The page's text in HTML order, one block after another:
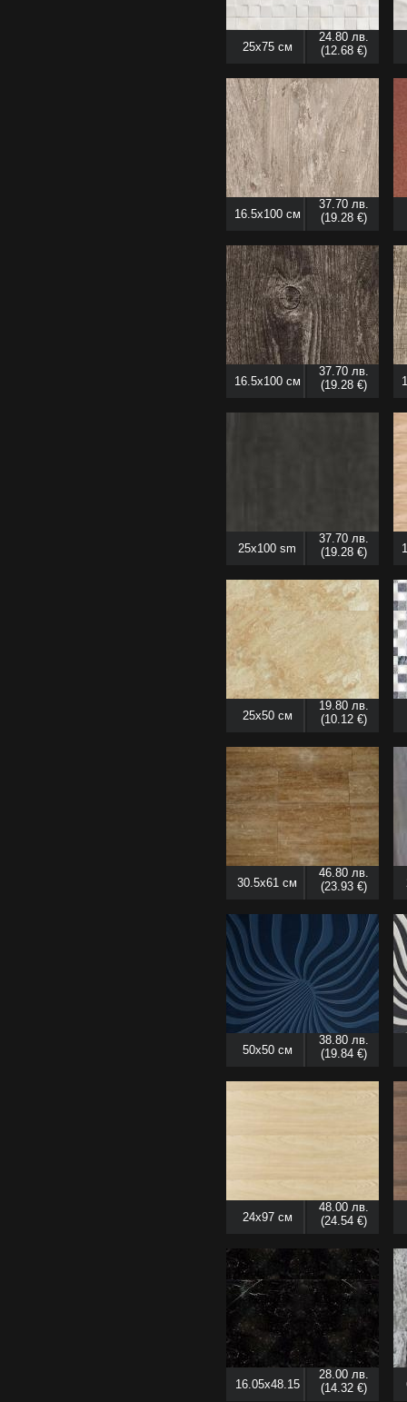
25x75 см
24.80 лв.
(12.68 €)
16.5x100 см
37.70 лв.
(19.28 €)
16.5x100 см
37.70 лв.
(19.28 €)
25x100 sm
37.70 лв.
(19.28 €)
25x50 см
19.80 лв.
(10.12 €)
30.5x61 см
46.80 лв.
(23.93 €)
50x50 см
38.80 лв.
(19.84 €)
24x97 см
48.00 лв.
(24.54 €)
16.05x48.15
28.00 лв.
(14.32 €)